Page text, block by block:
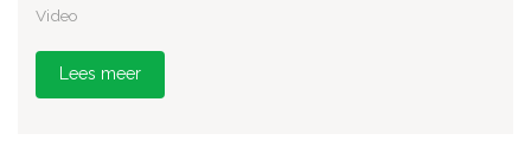
Video
Lees meer